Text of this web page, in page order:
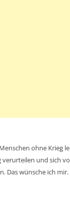
ohne Krieg
verurteilen und sich
Das wünsche ich mir.